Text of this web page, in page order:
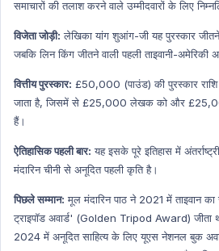
Health Hindi
Ncert Concept
Ncert Concept Hindi
Education
Education Hindi
समाचारों की तलाश करने वाले उम्मीदवारों के लिए
विजेता जोड़ी: लेखिका यांग शुआंग-जी यह पुरस्कार जीतने
जबकि लिन किंग जीतने वाली पहली ताइवानी-अमेरिकी
वित्तीय पुरस्कार: £50,000 (पाउंड) की पुरस्कार राशि
जाता है, जिसमें से £25,000 लेखक को और
हैं।
ऐतिहासिक पहली बार: यह इसके पूरे इतिहास में
मंदारिन चीनी से अनूदित पहली कृति है।
पिछले सम्मान: मूल मंदारिन पाठ ने 2021 में ताइवान का
ट्राइपॉड अवार्ड' (Golden Tripod Award)
2024 में अनूदित साहित्य के लिए यूएस नेशनल बुक